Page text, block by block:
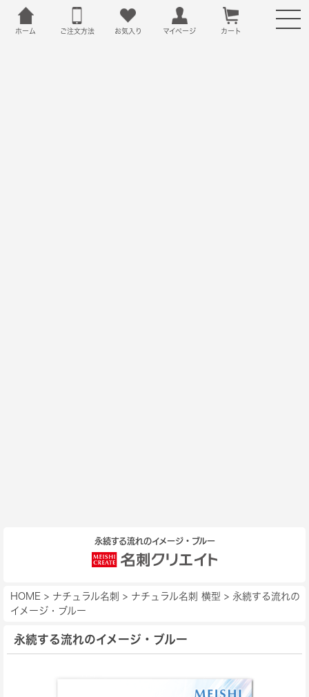
ホーム ご注文方法 お気入り マイページ カート
永続する流れのイメージ・ブルー
HOME > ナチュラル名刺 > ナチュラル名刺 横型 > 永続する流れの
イメージ・ブルー
永続する流れのイメージ・ブルー